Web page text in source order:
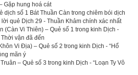
Gặp hung hoá cát
dịch số 1 Bát Thuần Càn trong chiêm bói dịch
quẻ Dịch 29 - Thuần Khảm chính xác nhất
(Càn Vi Thiên) – Quẻ số 1 trong kinh Dịch -
vận đã đến
Vi Địa) – Quẻ số 2 trong kinh Dịch - “Hổ
mãn ý
– Quẻ số 3 trong kinh Dịch - “Loạn Ty Vô